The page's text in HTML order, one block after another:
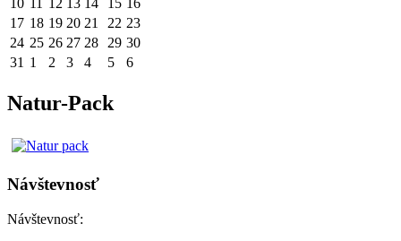
10 11 12 13 14 15 16
17 18 19 20 21 22 23
24 25 26 27 28 29 30
31 1 2 3 4 5 6
Natur-Pack
Návštevnosť
Návštevnosť: